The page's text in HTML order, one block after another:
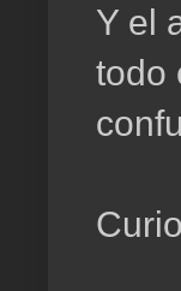
Y el
todo